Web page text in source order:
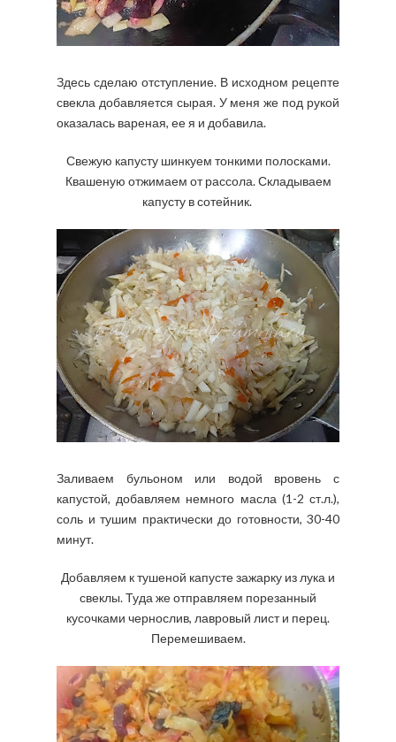
Здесь сделаю отступление. В исходном рецепте
свекла добавляется сырая. У меня же под рукой
оказалась вареная, ее я и добавила.
Свежую капусту шинкуем тонкими полосками.
Квашеную отжимаем от рассола. Складываем
капусту в сотейник.
Заливаем бульоном или водой вровень с
капустой, добавляем немного масла (1-2 ст.л.),
соль и тушим практически до готовности, 30-40
минут.
Добавляем к тушеной капусте зажарку из лука и
свеклы. Туда же отправляем порезанный
кусочками чернослив, лавровый лист и перец.
Перемешиваем.